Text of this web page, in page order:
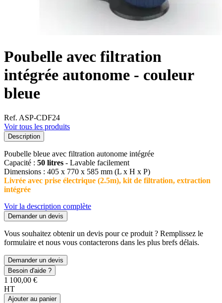
Poubelle avec filtration
intégrée autonome - couleur
bleue
Ref. ASP-CDF24
Voir tous les produits
Description
Poubelle bleue avec filtration autonome intégrée
Capacité : 50 litres - Lavable facilement
Dimensions : 405 x 770 x 585 mm (L x H x P)
Livrée avec prise électrique (2.5m), kit de filtration, extraction
intégrée
Voir la description complète
Demander un devis
Vous souhaitez obtenir un devis pour ce produit ? Remplissez le
formulaire et nous vous contacterons dans les plus brefs délais.
Demander un devis
Besoin d'aide ?
1 100,00 €
HT
Ajouter au panier